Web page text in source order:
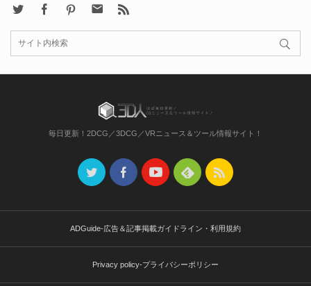
FacebookPinterest Contact
毎日更新！2DCG／3DCG／VRニュース＆ツール情報サイト！
ADGuide-広告＆記事掲載ガイドライン・利用規約
Privacy policy-プライバシーポリシー